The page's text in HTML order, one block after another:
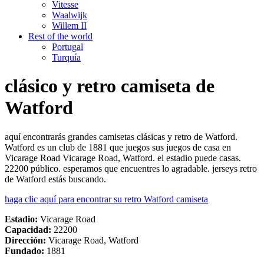
Vitesse
Waalwijk
Willem II
Rest of the world
Portugal
Turquía
clásico y retro camiseta de
Watford
aquí encontrarás grandes camisetas clásicas y retro de Watford.
Watford es un club de 1881 que juegos sus juegos de casa en
Vicarage Road Vicarage Road, Watford. el estadio puede casas.
22200 público. esperamos que encuentres lo agradable. jerseys retro
de Watford estás buscando.
haga clic aquí para encontrar su retro Watford camiseta
Estadio: Vicarage Road
Capacidad: 22200
Dirección: Vicarage Road, Watford
Fundado: 1881